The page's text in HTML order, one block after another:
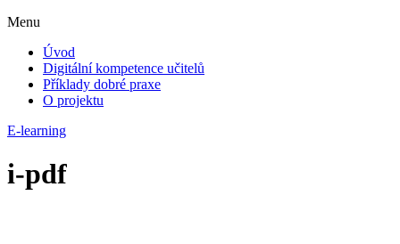
Menu
Úvod
Digitální kompetence učitelů
Příklady dobré praxe
O projektu
E-learning
i-pdf